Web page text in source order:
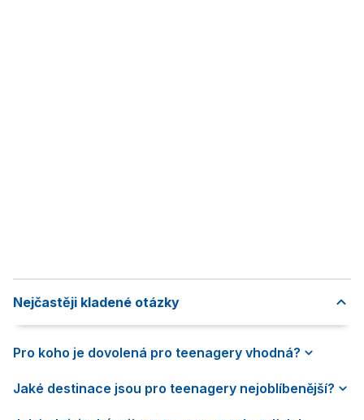
Nejčastěji kladené otázky
Pro koho je dovolená pro teenagery vhodná?
Jaké destinace jsou pro teenagery nejoblíbenější?